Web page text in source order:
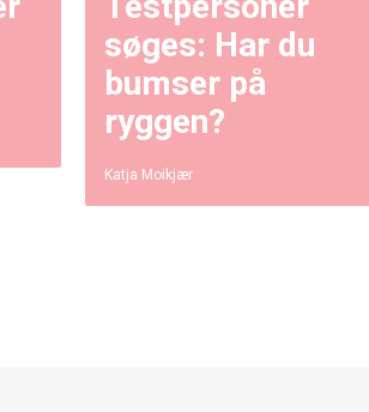
søges: Har du
bumser på
ryggen?
Katja Moikjær